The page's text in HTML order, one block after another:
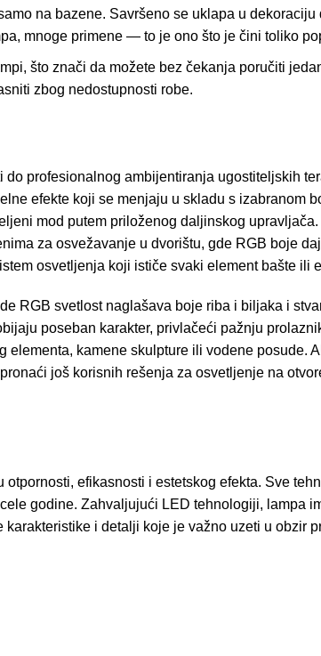
na bazene. Savršeno se uklapa u dekoraciju
mnoge primene — to je ono što je čini toliko
što znači da možete bez čekanja poručiti
zbog nedostupnosti robe.
profesionalnog ambijentiranja ugostiteljskih
efekte koji se menjaju u skladu s izabranom
mod putem priloženog daljinskog
za osvežavanje u dvorištu, gde RGB boje
osvetljenja koji ističe svaki element bašte ili
RGB svetlost naglašava boje riba i biljaka i
poseban karakter, privlačeći pažnju
kamene skulpture ili vodene posude.
još korisnih rešenja za osvetljenje na
efikasnosti i estetskog efekta. Sve
godine. Zahvaljujući LED tehnologiji, lampa
i detalji koje je važno uzeti u obzir